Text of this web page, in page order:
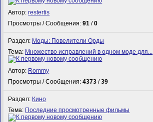
Автор:restertis
Просмотры / Сообщения:91 /0
Раздел: Моды: Повелители Орды
Тема: Множество исправлений в одном моде для...
Автор: Rommy
Просмотры / Сообщения:4373 /39
Раздел: Кино
Тема: Последние просмотренные фильмы